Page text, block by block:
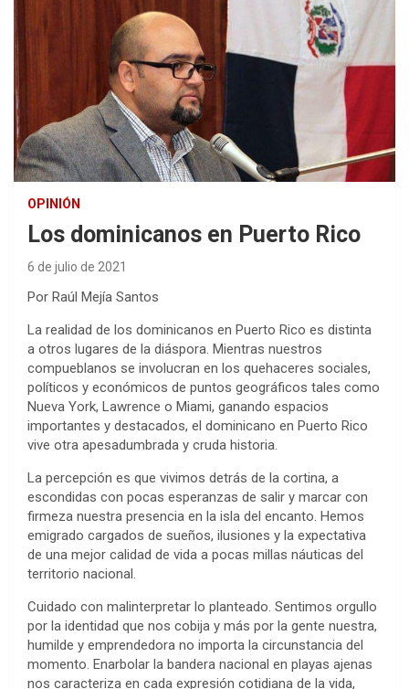
OPINIÓN
Los dominicanos en Puerto Rico
6 de julio de 2021
Por Raúl Mejía Santos
La realidad de los dominicanos en Puerto Rico es distinta
a otros lugares de la diáspora. Mientras nuestros
compueblanos se involucran en los quehaceres sociales,
políticos y económicos de puntos geográficos tales como
Nueva York, Lawrence o Miami, ganando espacios
importantes y destacados, el dominicano en Puerto Rico
vive otra apesadumbrada y cruda historia.
La percepción es que vivimos detrás de la cortina, a
escondidas con pocas esperanzas de salir y marcar con
firmeza nuestra presencia en la isla del encanto. Hemos
emigrado cargados de sueños, ilusiones y la expectativa
de una mejor calidad de vida a pocas millas náuticas del
territorio nacional.
Cuidado con malinterpretar lo planteado. Sentimos orgullo
por la identidad que nos cobija y más por la gente nuestra,
humilde y emprendedora no importa la circunstancia del
momento. Enarbolar la bandera nacional en playas ajenas
nos caracteriza en cada expresión cotidiana de la vida,